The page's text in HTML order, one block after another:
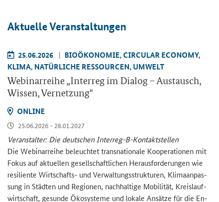
Ak­tu­el­le Ver­an­stal­tun­gen
25.06.2026
BIO­ÖKO­NO­MIE, CIR­CU­LAR ECO­NO­MY,
KLIMA, NA­TÜR­LI­CHE RES­SOUR­CEN, UM­WELT
We­bi­nar­rei­he „Interregim Dia­log – Aus­tausch,
Wis­sen, Ver­net­zung"
ON­LINE
25.06.2026 - 28.01.2027
Ver­an­stal­ter: Die deut­schen Interreg-​B-Kontaktstellen
Die We­bi­nar­rei­he be­leuch­tet trans­na­tio­na­le Ko­ope­ra­tio­nen mit
Fokus auf ak­tu­el­len ge­sell­schaft­li­chen Her­aus­for­de­run­gen wie
re­si­li­en­te Wirtschafts-​ und Ver­wal­tungs­struk­tu­ren, Kli­ma­an­pas­
sung in Städ­ten und Re­gio­nen, nach­hal­ti­ge Mo­bi­li­tät, Kreis­lauf­
wirt­schaft, ge­sun­de Öko­sys­te­me und lo­ka­le An­sät­ze für die En­